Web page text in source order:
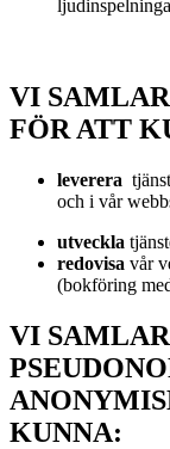
VI
FÖR ATT
leverera
och i vår
utveckla
redovisa vår
(bokföring
VI
KUNNA: